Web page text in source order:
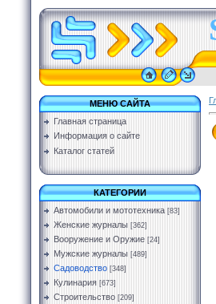
МЕНЮ САЙТА
Главная страница
Информация о сайте
Каталог статей
КАТЕГОРИИ
Автомобили и мототехника [83]
Женские журналы [362]
Вооружение и Оружие [24]
Мужские журналы [489]
Садоводство [348]
Кулинария [673]
Строительство [209]